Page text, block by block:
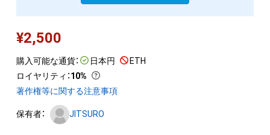
¥2,500
購入可能な通貨： 日本円
ETH
ロイヤリティ ：10%
著作権等に関する注意事項
保有者： JITSURO